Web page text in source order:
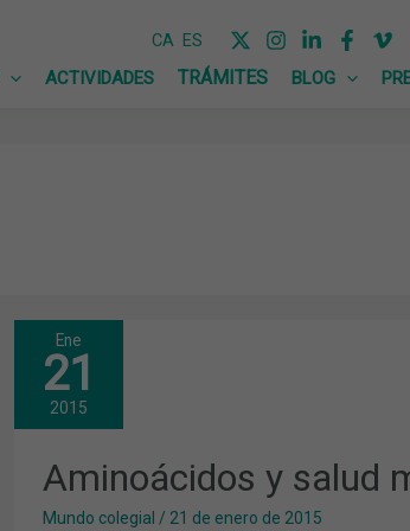
CA ES
ACTIVIDADES BLOG
Ene
21
2015
Aminoácidos y salud
Mundo colegial / 21 de enero de 2015
AMINOÁCIDOS
Y
SALUD
MENTAL